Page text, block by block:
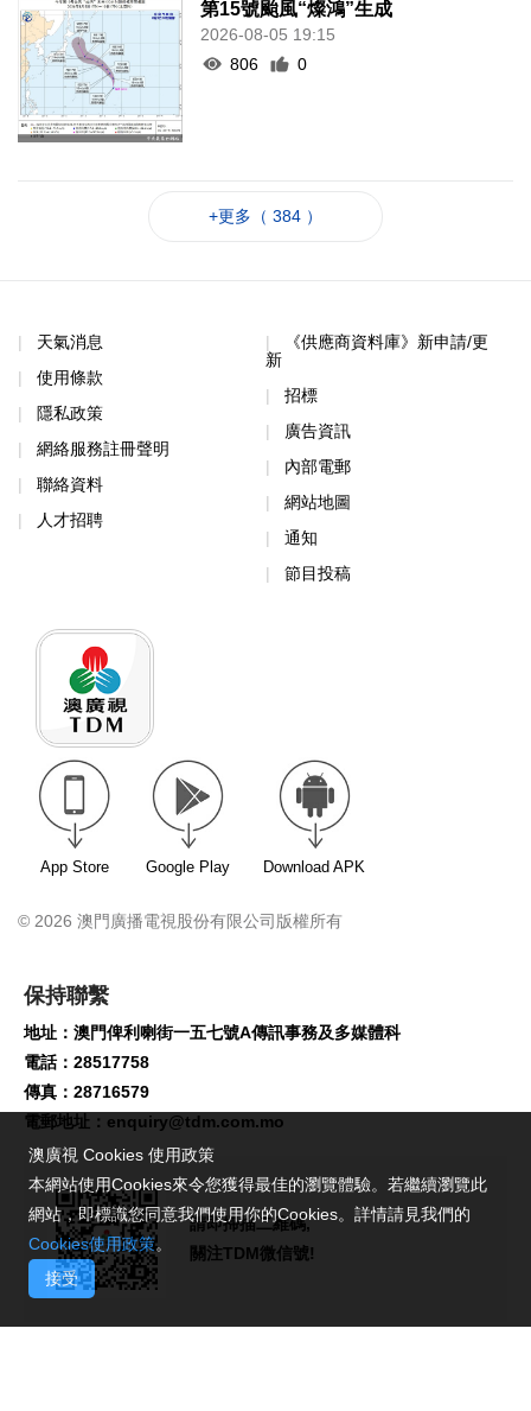
第15號颱風“燦鴻”生成
2026-08-05 19:15
806
0
+更多（ 384 ）
天氣消息
使用條款
隱私政策
網絡服務註冊聲明
聯絡資料
人才招聘
《供應商資料庫》新申請/更
新
招標
廣告資訊
內部電郵
網站地圖
通知
節目投稿
App Store Google Play Download APK
© 2026 澳門廣播電視股份有限公司版權所有
保持聯繫
地址：澳門俾利喇街一五七號A傳訊事務及多媒體科
電話：28517758
傳真：28716579
電郵地址： enquiry@tdm.com.mo
請即掃描二維碼,
關注TDM微信號!
澳廣視 Cookies 使用政策
本網站使用Cookies來令您獲得最佳的瀏覽體驗。若繼續瀏覽此
網站，即標識您同意我們使用你的Cookies。詳情請見我們的
Cookies使用政策。
接受